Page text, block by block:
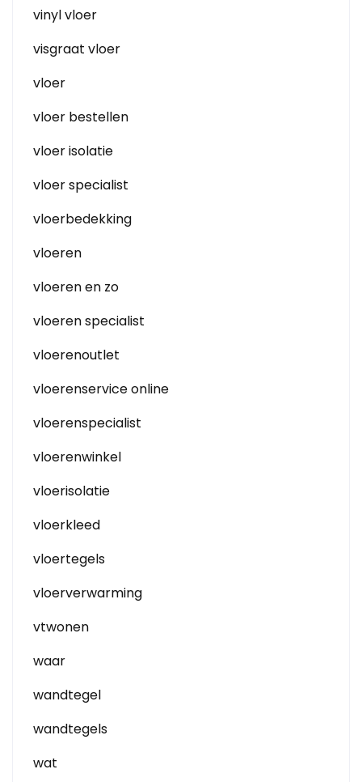
vinyl vloer
visgraat vloer
vloer
vloer bestellen
vloer isolatie
vloer specialist
vloerbedekking
vloeren
vloeren en zo
vloeren specialist
vloerenoutlet
vloerenservice online
vloerenspecialist
vloerenwinkel
vloerisolatie
vloerkleed
vloertegels
vloerverwarming
vtwonen
waar
wandtegel
wandtegels
wat